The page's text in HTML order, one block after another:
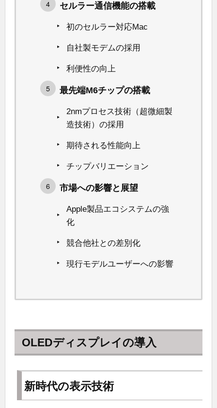
セルラー通信機能の搭載
初のセルラー対応Mac
自社製モデムの採用
利便性の向上
最先端M6チップの搭載
2nmプロセス技術（超微細製
造技術）の採用
期待される性能向上
チップバリエーション
市場への影響と展望
Apple製品エコシステムの強
化
競合他社との差別化
現行モデルユーザーへの影響
OLEDディスプレイの導入
新時代の表示技術